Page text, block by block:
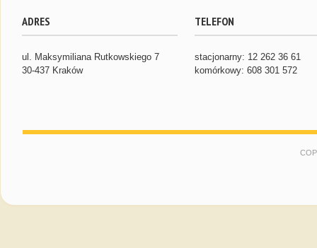
ADRES
ul. Maksymiliana Rutkowskiego 7
30-437 Kraków
TELEFON
stacjonarny: 12 262 36 61
komórkowy: 608 301 572